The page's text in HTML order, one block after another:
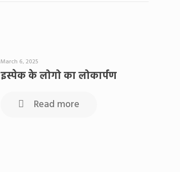
March 6, 2025
इस्पेक के लोगो का लोकार्पण
Read more